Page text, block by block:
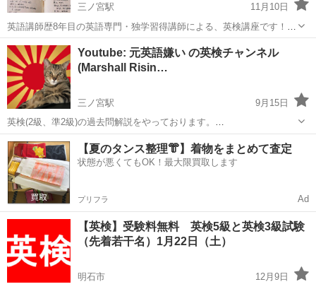
三ノ宮駅
11月10日
英語講師歴8年目の英語専門・独学習得講師による、英検講座です！ 3
級・準2級・2級、どの級でも対応可能！ 学生さんの皆さんは、今後受
験制度が大きく変わり、英検合格が大きなアドバンテージとなること
が予想されます。 また現...
兵庫 神戸市 三ノ宮駅 英検 オンライン
Youtube: 元英語嫌い の英検チャンネル
(Marshall Risin…
三ノ宮駅
9月15日
英検(2級、準2級)の過去問解説をやっております。
https://www.youtube.com/@marshallrisingsunenglish
兵庫 神戸市 三ノ宮駅 英検 Youtube
【夏のタンス整理👘】着物をまとめて査定
状態が悪くてもOK！最大限買取します
プリフラ Ad
【英検】受験料無料 英検5級と英検3級試験
（先着若干名）1月22日（土）
明石市 12月9日